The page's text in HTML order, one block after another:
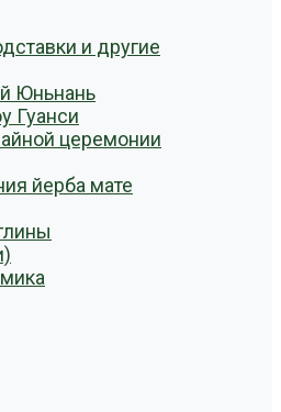
и другие
Юньнань
Гуанси
церемонии
йерба мате